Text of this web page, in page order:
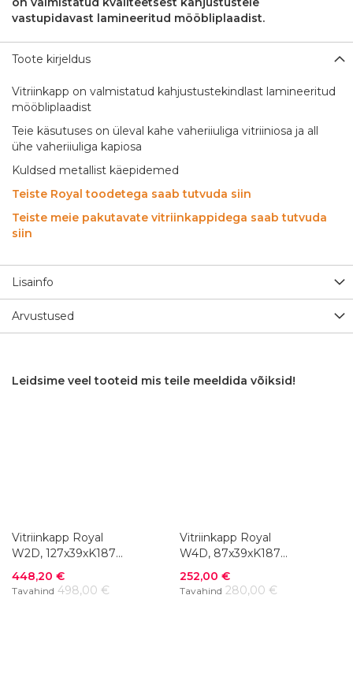
vastupidavast lamineeritud mööbliplaadist.
Toote kirjeldus
Vitriinkapp on valmistatud kahjustustekindlast lamineeritud
mööbliplaadist
Teie käsutuses on üleval kahe vaheriiuliga vitriiniosa ja all
ühe vaheriiuliga kapiosa
Kuldsed metallist käepidemed
Teiste Royal toodetega saab tutvuda siin
Teiste meie pakutavate vitriinkappidega saab tutvuda
siin
Lisainfo
Arvustused
Leidsime veel tooteid mis teile meeldida võiksid!
Vitriinkapp Royal
W2D, 127x39xK187
cm
Soodushind
448,20 €
Tavahind 498,00 €
Vitriinkapp Royal
W4D, 87x39xK187
cm
Soodushind
252,00 €
Tavahind 280,00 €